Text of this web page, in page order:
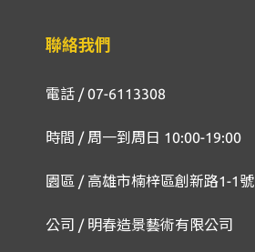
聯絡我們
電話 / 07-6113308
時間 / 周一到周日 10:00-19:00
園區 / 高雄市楠梓區創新路1-1號
公司 / 明春造景藝術有限公司